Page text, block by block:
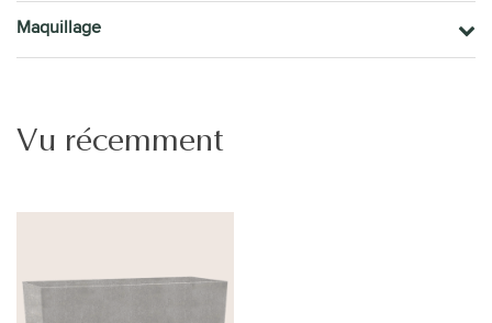
Maquillage
Vu récemment